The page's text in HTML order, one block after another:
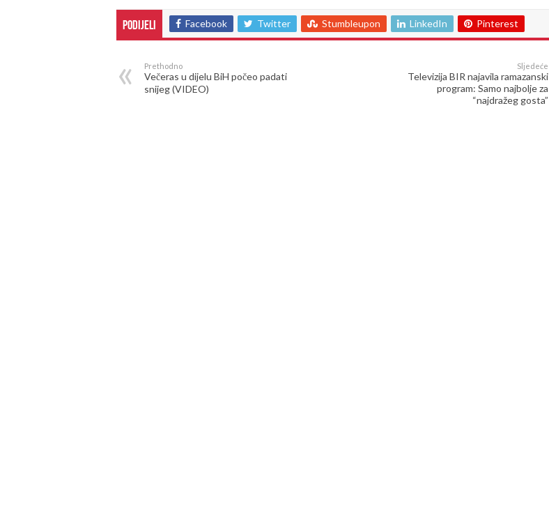
Podijeli Facebook Twitter Stumbleupon LinkedIn Pinterest
Prethodno
Večeras u dijelu BiH počeo padati
snijeg (VIDEO)
Sljedeće
Televizija BIR najavila ramazanski
program: Samo najbolje za
“najdražeg gosta”